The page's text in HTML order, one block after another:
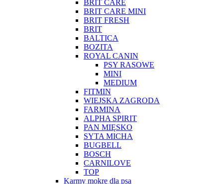
BRIT CARE
BRIT CARE MINI
BRIT FRESH
BRIT
BALTICA
BOZITA
ROYAL CANIN
PSY RASOWE
MINI
MEDIUM
FITMIN
WIEJSKA ZAGRODA
FARMINA
ALPHA SPIRIT
PAN MIĘSKO
SYTA MICHA
BUGBELL
BOSCH
CARNILOVE
TOP
Karmy mokre dla psa